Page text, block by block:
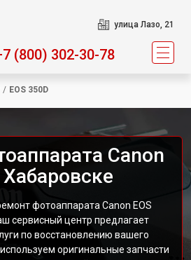
улица Лазо, 21
(800) 302-30-78
/ EOS 350D
Canon
Хабаровске
фотоаппарата Canon EOS
сервисный центр предлагает
по восстановлению вашего
оригинальные запчасти